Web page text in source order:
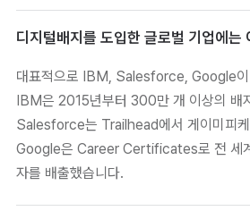
디지털배지를 도입한 글로벌 기업에는
대표적으로 IBM, Salesforce, Google이
IBM은 2015년부터 300만 개 이상의 배
Salesforce는 Trailhead에서 게이미피
Google은 Career Certificates로 전 세
자를 배출했습니다.